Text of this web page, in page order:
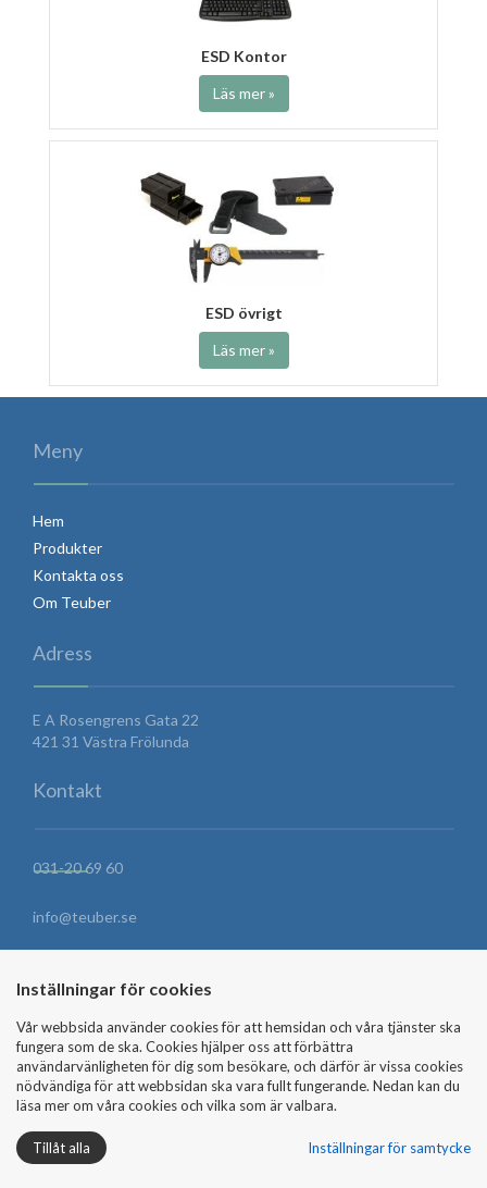
ESD Kontor
Läs mer »
ESD övrigt
Läs mer »
Meny
Hem
Produkter
Kontakta oss
Om Teuber
Adress
E A Rosengrens Gata 22
421 31 Västra Frölunda
Kontakt
031-20 69 60
info@teuber.se
SKICKA MEDDELANDE
Inställningar för cookies
Vår webbsida använder cookies för att hemsidan och våra tjänster ska
fungera som de ska. Cookies hjälper oss att förbättra
användarvänligheten för dig som besökare, och därför är vissa cookies
nödvändiga för att webbsidan ska vara fullt fungerande. Nedan kan du
läsa mer om våra cookies och vilka som är valbara.
Tillåt alla Inställningar för samtycke